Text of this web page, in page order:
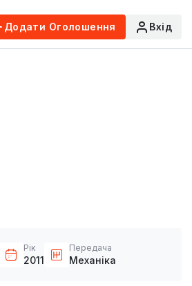
Додати Оголошення Вхід
Рік
2011
Передача
Механіка